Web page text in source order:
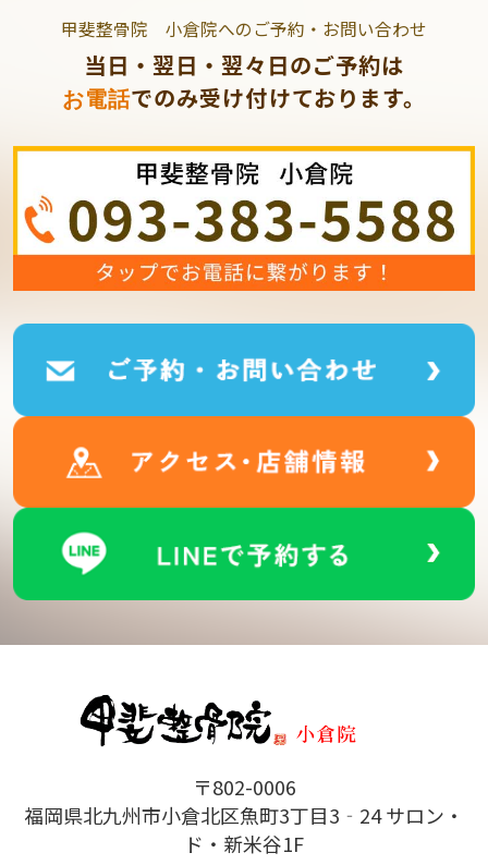
甲斐整骨院 小倉院へのご予約・お問い合わせ
当日・翌日・翌々日のご予約は
お電話でのみ受け付けております。
〒802-0006
福岡県北九州市小倉北区魚町3丁目3‐24 サロン・
ド・新米谷1F